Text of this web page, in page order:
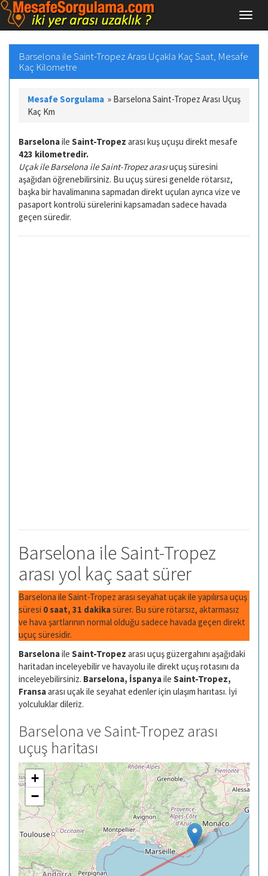
Barselona ile Saint-Tropez Arası Uçakla Kaç Saat, Mesafe
Kaç Kilometre
Mesafe Sorgulama » Barselona Saint-Tropez Arası Uçuş
Kaç Km
Barselonaile Saint-Tropez arası kuş uçuşu direkt mesafe
423 kilometredir.
Uçak ile Barselona ile Saint-Tropez arasıuçuş süresini
aşağıdan öğrenebilirsiniz. Bu uçuş süresi genelde rötarsız,
başka bir havalimanına sapmadan direkt uçulan ayrıca vize ve
pasaport kontrolü sürelerini kapsamadan sadece havada
geçen süredir.
Barselona ile Saint-Tropez
arası yol kaç saat sürer
Barselona ile Saint-Tropez arası seyahat uçak ile yapılırsa uçuş
süresi 0 saat, 31 dakikasürer. Bu süre rötarsız, aktarmasız
ve hava şartlarının normal olduğu sadece havada geçen direkt
uçuç süresidir.
Barselonaile Saint-Tropez arası uçuş güzergahını aşağıdaki
haritadan inceleyebilir ve havayolu ile direkt uçuş rotasını da
inceleyebilirsiniz. Barselona, İspanyaile Saint-Tropez,
Fransaarası uçak ile seyahat edenler için ulaşım harıtası. İyi
yolculuklar dileriz.
Barselona ve Saint-Tropez arası
uçuş haritası
+
−